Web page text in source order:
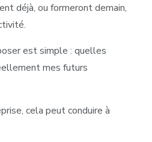
déjà, ou formeront demain,
est simple : quelles
mes futurs
cela peut conduire à